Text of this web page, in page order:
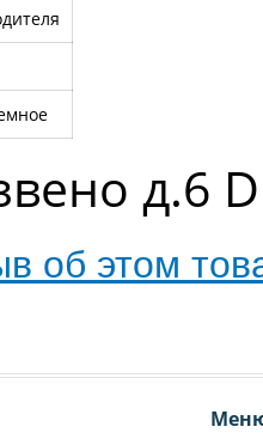
д.6
об этом